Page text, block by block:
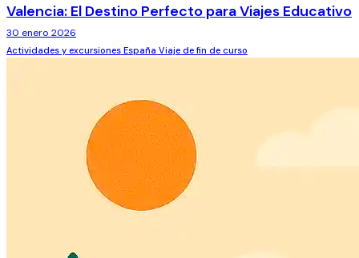
Valencia: El Destino Perfecto para Viajes Educativo
30 enero 2026
Actividades y excursiones España Viaje de fin de curso